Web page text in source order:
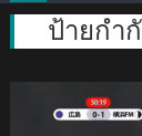
ป้ายกำ